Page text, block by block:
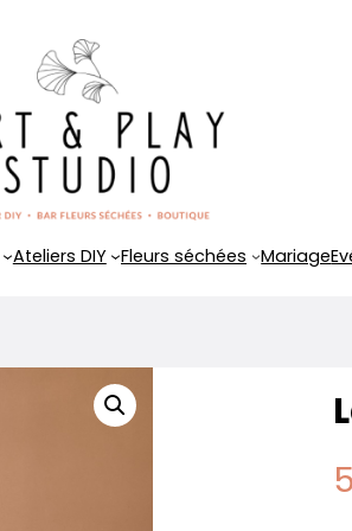
Ateliers DIY Fleurs séchées Mariage